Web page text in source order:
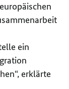
ein
erklärte